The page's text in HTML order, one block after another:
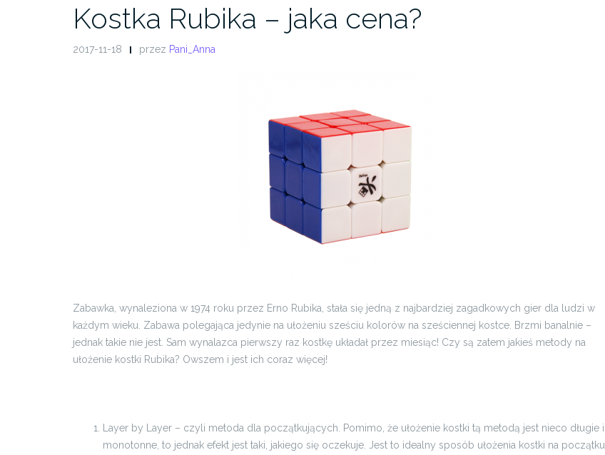
Kostka Rubika – jaka cena?
2017-11-18 przez Pani_Anna
Zabawka, wynaleziona w 1974 roku przez Erno Rubika, stała się jedną z najbardziej zagadkowych gier dla ludzi w
każdym wieku. Zabawa polegająca jedynie na ułożeniu sześciu kolorów na sześciennej kostce. Brzmi banalnie –
jednak takie nie jest. Sam wynalazca pierwszy raz kostkę układał przez miesiąc! Czy są zatem jakieś metody na
ułożenie kostki Rubika? Owszem i jest ich coraz więcej!
Layer by Layer – czyli metoda dla początkujących. Pomimo, że ułożenie kostki tą metodą jest nieco długie i
monotonne, to jednak efekt jest taki, jakiego się oczekuje. Jest to idealny sposób ułożenia kostki na początku